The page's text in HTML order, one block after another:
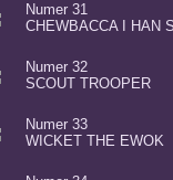
Numer 31
CHEWBACCA I HAN
Numer 32
SCOUT TROOPER
Numer 33
WICKET THE EWOK